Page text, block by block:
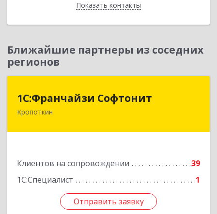
Показать контакты
Назад
Ближайшие партнеры из соседних
регионов
1С:Франчайзи Софтонит
Кропоткин
Клиентов на сопровождении
39
1С:Специалист
1
Отправить заявку
1С:Франчайзи Софтонит
352380, Краснодарский край, Кавказский р-н,
Отправить заявку